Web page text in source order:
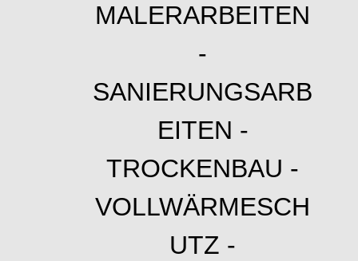
MALERARBEITEN
-
SANIERUNGSARB
EITEN -
TROCKENBAU -
VOLLWÄRMESCH
UTZ -